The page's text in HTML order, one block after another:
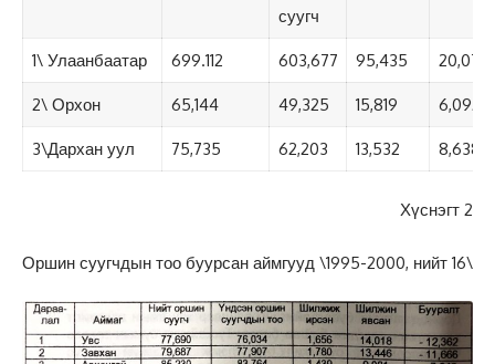
суугч
1\ Улаанбаатар 699.112 603,677 95,435 20,078
2\ Орхон 65,144 49,325 15,819 6,092
3\Дархан уул 75,735 62,203 13,532 8,638
Хүснэгт 2
Оршин суугчдын тоо буурсан аймгууд \1995-2000, нийт 16\